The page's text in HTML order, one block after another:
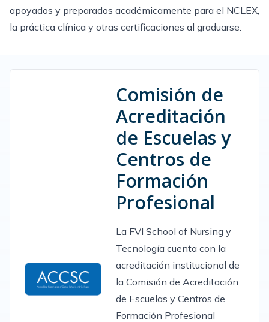
apoyados y preparados académicamente para el NCLEX
la práctica clínica y otras certificaciones al graduarse.
Comisión de
Acreditación
de Escuelas y
Centros de
Formación
Profesional
La FVI School of Nursing y
Tecnología cuenta con la
acreditación institucional de
la Comisión de Acreditación
de Escuelas y Centros de
Formación Profesional